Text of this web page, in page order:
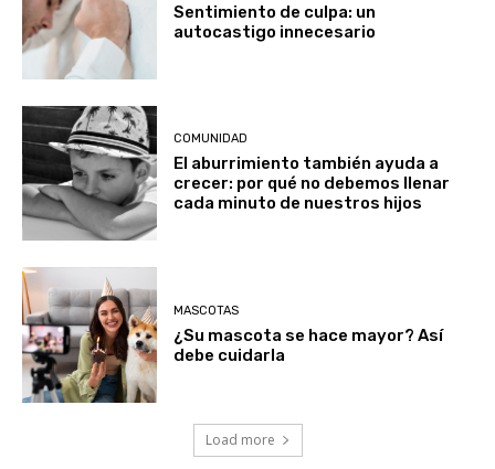
Sentimiento de culpa: un
autocastigo innecesario
COMUNIDAD
El aburrimiento también ayuda a
crecer: por qué no debemos llenar
cada minuto de nuestros hijos
MASCOTAS
¿Su mascota se hace mayor? Así
debe cuidarla
Load more